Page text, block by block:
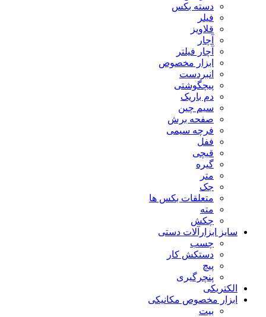
دسته بکس
فیلر
قلاویز
آچار
آچار فیلتر
ابزار مخصوص
انبردست
پیچگوشتی
دم باریک
سیم چین
صفحه برش
فرچه سیمی
ففل
قیچی
گیره
متر
جک
متعلقات بکس ها
مته
چکش
سایز ابزارآلات دستی
چسب
دستکش کار
پیچ
پنچرگیری
الکتریکی
ابزار مخصوص مکانیکی
بیت